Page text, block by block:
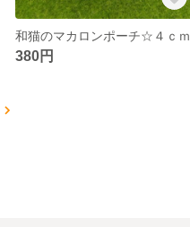
和猫のマカロンポーチ☆４ｃｍ
380円